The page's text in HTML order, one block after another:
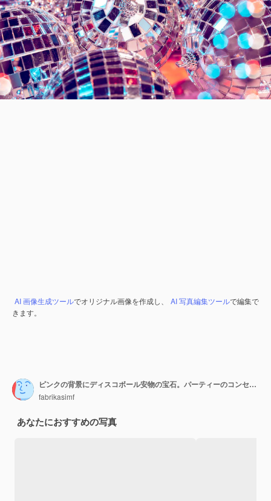
AI 画像生成ツールでオリジナル画像を作成し、 AI 写真編集ツールで編集で
きます。
ピンクの背景にディスコボール安物の宝石。パーティーのコンセプト
fabrikasimf
あなたにおすすめの写真